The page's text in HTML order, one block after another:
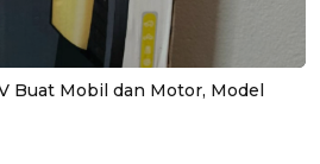
Buat Mobil dan Motor, Model